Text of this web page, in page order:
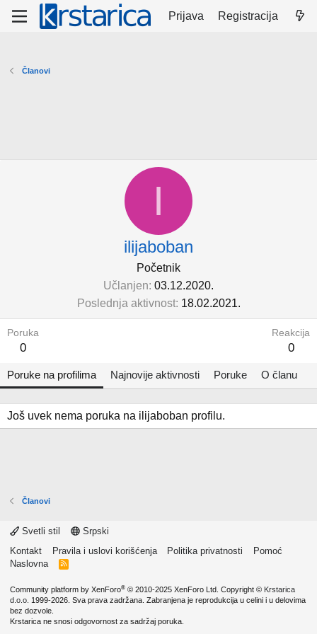
Prijava Registracija
Članovi
I
ilijaboban
Početnik
Učlanjen 03.12.2020.
Poslednja aktivnost 18.02.2021.
Poruka
0
Reakcija
0
Poruke na profilima Najnovije aktivnosti Poruke O članu
Još uvek nema poruka na ilijaboban profilu.
Članovi
Svetli stil
Srpski
Kontakt
Pravila i uslovi korišćenja Politika privatnosti
Pomoć
Naslovna
R
Community platform by XenForo® © 2010-2025 XenForo Ltd. Copyright © Krstarica
d.o.o. 1999-2026. Sva prava zadržana. Zabranjena je reprodukcija u celini i u delovima
bez dozvole.
Krstarica ne snosi odgovornost za sadržaj poruka.